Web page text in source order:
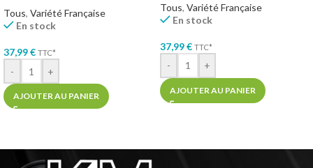
Tous, Variété Française
En stock
37,99€ TTC*
- +
AJOUTER AU PANIER
Tous, Variété Française
En stock
37,99€ TTC*
- +
AJOUTER AU PANIER